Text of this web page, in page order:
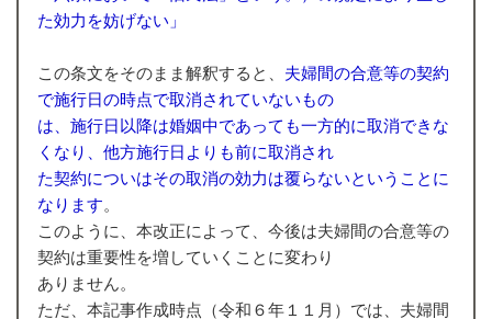
た効力を妨げない」
この条文をそのまま解釈すると、 夫婦間の合意等の契約
で施行日の時点で取消されていないもの
は、施行日以降は婚姻中であっても一方的に取消できな
くなり、他方施行日よりも前に取消され
た契約についはその取消の効力は覆らないということに
なります
このように、本改正によって、今後は夫婦間の合意等の
契約は重要性を増していくことに変わり
ありません。
ただ、本記事作成時点（令和６年１１月）では、夫婦間